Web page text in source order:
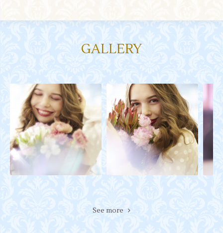
GALLERY
See more